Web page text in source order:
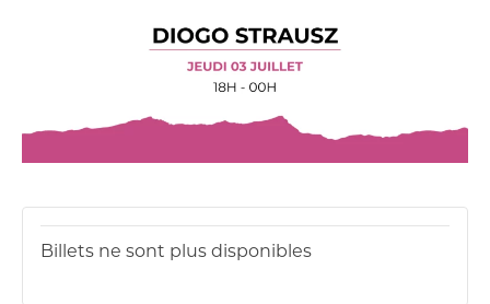
Billets ne sont plus disponibles